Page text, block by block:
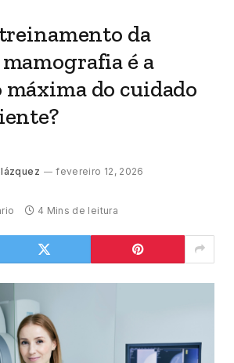
da
é a
máxima do cuidado
fevereiro 12, 2026
4 Mins de leitura